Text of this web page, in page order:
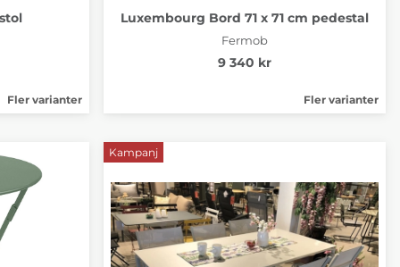
Fler varianter
Luxembourg Bord 71 x 71 cm pedestal
Fermob
9 340 kr
Fler varianter
Kampanj